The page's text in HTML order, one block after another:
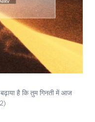
बढ़ाया है कि तुम गिनती में आज